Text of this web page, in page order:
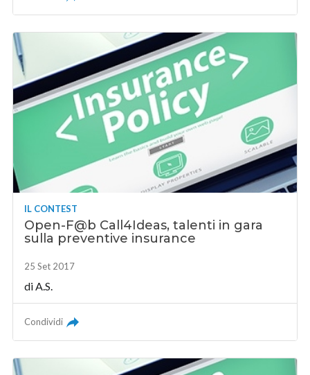
IL CONTEST
Open-F@b Call4Ideas, talenti in gara
sulla preventive insurance
25 Set 2017
di A.S.
Condividi